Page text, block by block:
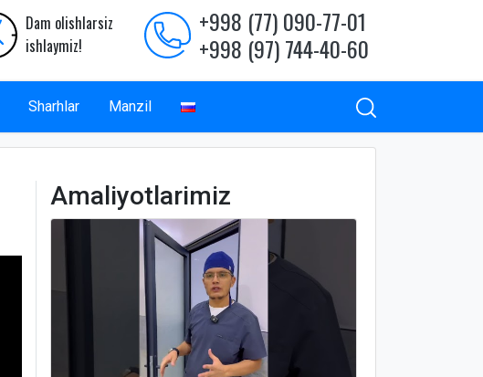
Dam olishlarsiz
ishlaymiz!
+998 (77) 090-77-01
+998 (97) 744-40-60
Sharhlar Manzil
Amaliyotlarimiz